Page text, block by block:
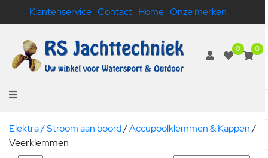
Klantenservice Contact Home Onze merken
0 0
Elektra / Stroom aan boord/Accupoolklemmen & Kappen/
Veerklemmen